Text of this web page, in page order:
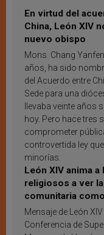
En virtud del
China, León XIV
nuevo obispo
Mons. Chang
años, ha sido
del Acuerdo entre
Sede para una
llevaba veinte años
hoy. Pero hace tres
comprometer
controvertida ley
minorías.
León XIV anima a
religiosos a ver
comunitaria
inspiración y
Mensaje de León XIV
Conferencia de